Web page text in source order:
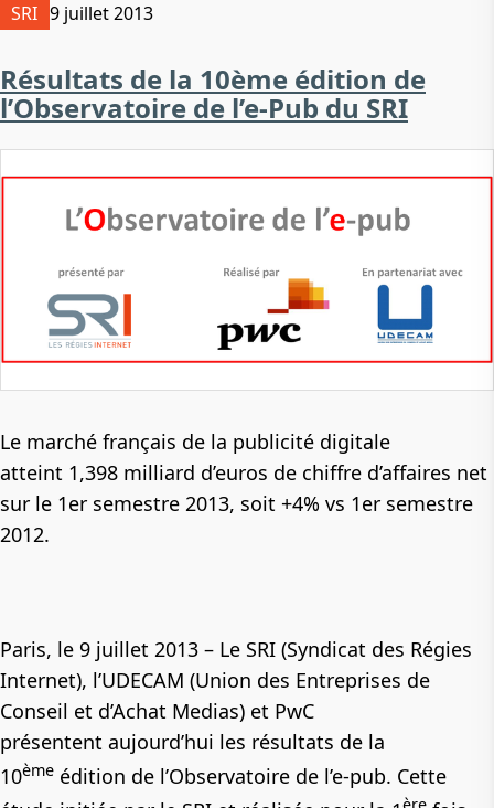
SRI 9 juillet 2013
Résultats de la 10ème édition de
l’Observatoire de l’e-Pub du SRI
Le marché français de la publicité digitale
atteint 1,398 milliard d’euros de chiffre d’affaires net
sur le 1er semestre 2013, soit +4% vs 1er semestre
2012.
Paris, le 9 juillet 2013 – Le SRI (Syndicat des Régies
Internet), l’UDECAM (Union des Entreprises de
Conseil et d’Achat Medias) et PwC
présentent aujourd’hui les résultats de la
10ème édition de l’Observatoire de l’e-pub. Cette